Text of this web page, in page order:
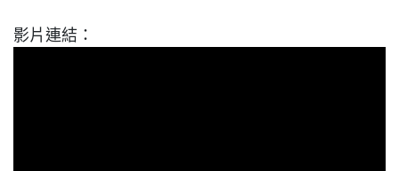
影片連結：